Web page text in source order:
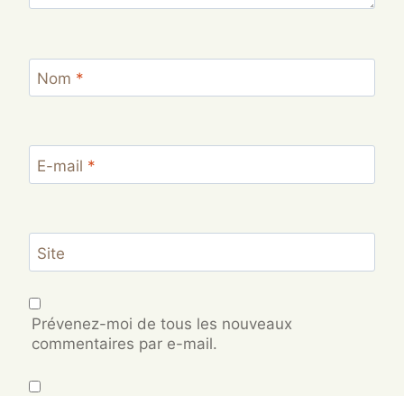
Nom *
E-mail *
Site
Prévenez-moi de tous les nouveaux
commentaires par e-mail.